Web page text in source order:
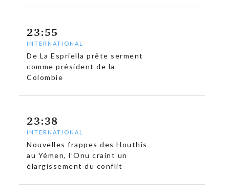
23:55
INTERNATIONAL
De La Espriella prête serment
comme président de la
Colombie
23:38
INTERNATIONAL
Nouvelles frappes des Houthis
au Yémen, l’Onu craint un
élargissement du conflit